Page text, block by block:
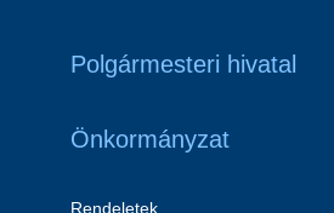
Polgármesteri hivatal
Önkormányzat
Rendeletek